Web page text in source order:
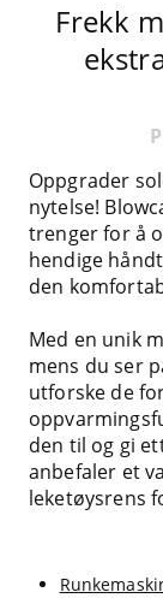
Frekk
Oppgrader
nytelse!
trenger for å
hendige
den
Med en unik
mens du ser
utforske de
den til og gi
anbefaler et
leketøysrens